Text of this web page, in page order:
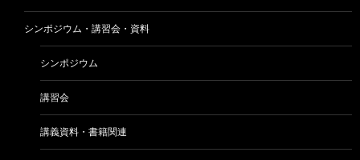
シンポジウム・講習会・資料
シンポジウム
講習会
講義資料・書籍関連